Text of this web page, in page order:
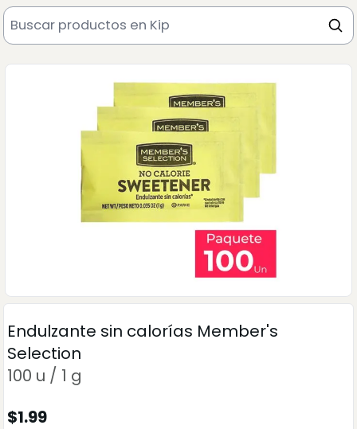
Endulzante sin calorías Member's
Selection
100 u / 1 g
$1.99